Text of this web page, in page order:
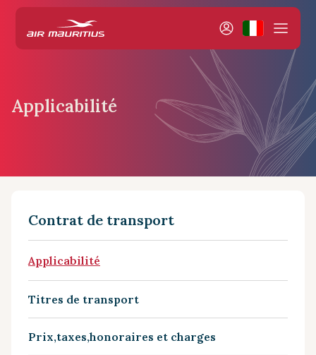
Applicabilité
Contrat de transport
Applicabilité
Titres de transport
Prix,taxes,honoraires et charges